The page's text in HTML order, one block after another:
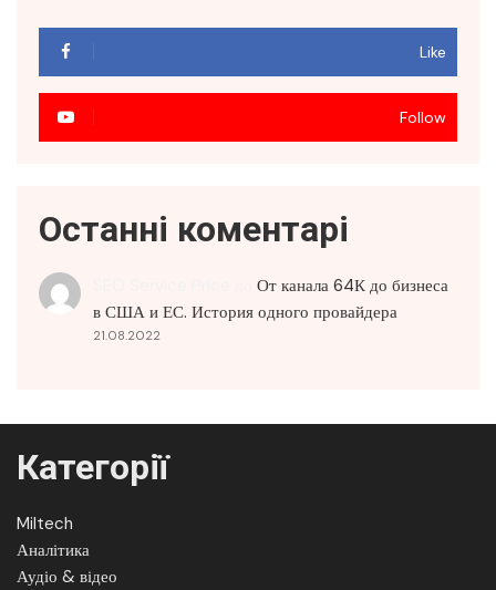
Like
Follow
Останні коментарі
От канала 64К до бизнеса
в США и ЕС. История одного провайдера
21.08.2022
Категорії
Miltech
Аналітика
Аудіо & відео